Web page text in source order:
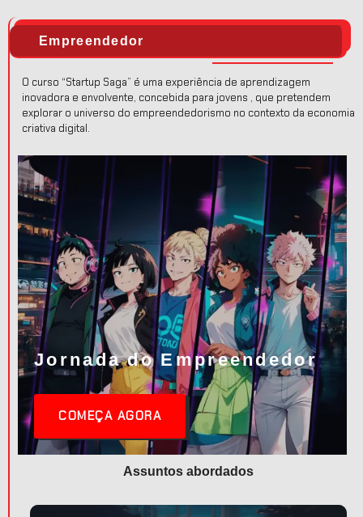
Empreendedor
O curso “Startup Saga” é uma experiência de aprendizagem
inovadora e envolvente, concebida para jovens , que pretendem
explorar o universo do empreendedorismo no contexto da economia
criativa digital.
Jornada do Empreendedor
COMEÇA AGORA
Assuntos abordados